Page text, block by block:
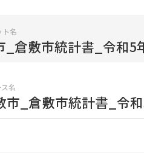
ト名
_倉敷市統計書_令和5
ス名
市_倉敷市統計書_令